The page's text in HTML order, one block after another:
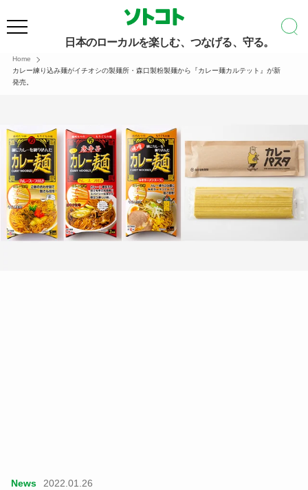
日本のローカルを楽しむ、つなげる、守る。
Home
カレー練り込み麺がイチオシの製麺所・森口製粉製麺から『カレー麺カルテット』が新
発売。
News 2022.01.26